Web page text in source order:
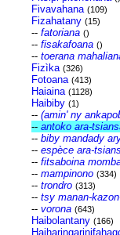
Fivavahana (109)
Fizahatany (15)
-- fatoriana ()
-- fisakafoana ()
-- toerana
Fizìka (326)
Fotoana (413)
Haiaina (1128)
Haibiby (1)
-- (amin' ny
-- antoko ara-
-- biby mandady
-- espèce ara-
-- fitsaboina
-- mampinono (334)
-- trondro (313)
-- tsy manan-
-- vorona (643)
Haibolantany (166)